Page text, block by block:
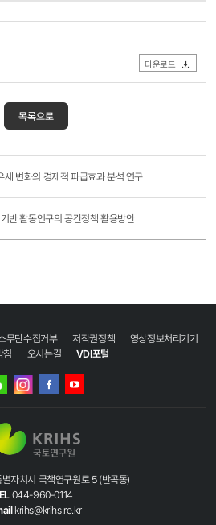
다운로드
목록으로
세 변화의 경제적 파급효과 분석 연구
반 활동인구의 공간정책 활용방안
무단수집거부 저작권정책
영상정보처리기기
침
오시는길 VDI포털
네이버
인스타그램
자치시 국책연구원로 5 (반곡동)
044-960-0114
krihs@krihs.re.kr